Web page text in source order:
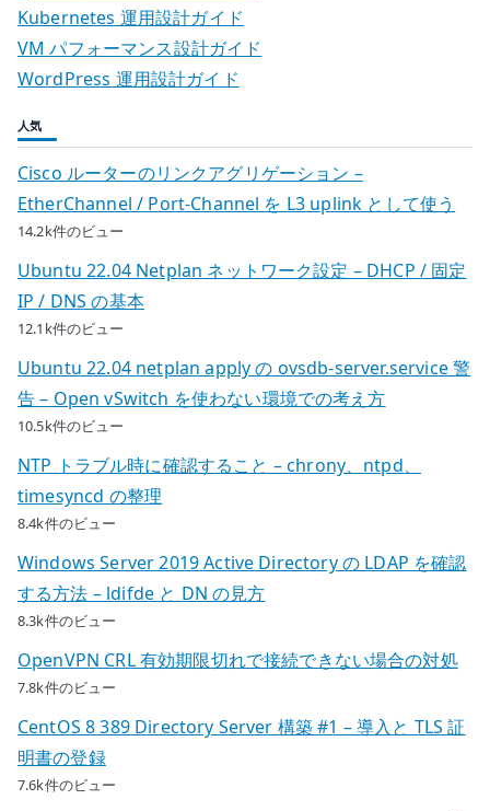
Kubernetes 運用設計ガイド
VM パフォーマンス設計ガイド
WordPress 運用設計ガイド
人気
Cisco ルーターのリンクアグリゲーション –
EtherChannel / Port-Channel を L3 uplink として使う
14.2k件のビュー
Ubuntu 22.04 Netplan ネットワーク設定 – DHCP / 固定
IP / DNS の基本
12.1k件のビュー
Ubuntu 22.04 netplan apply の ovsdb-server.service 警
告 – Open vSwitch を使わない環境での考え方
10.5k件のビュー
NTP トラブル時に確認すること – chrony、ntpd、
timesyncd の整理
8.4k件のビュー
Windows Server 2019 Active Directory の LDAP を確認
する方法 – ldifde と DN の見方
8.3k件のビュー
OpenVPN CRL 有効期限切れで接続できない場合の対処
7.8k件のビュー
CentOS 8 389 Directory Server 構築 #1 – 導入と TLS 証
明書の登録
7.6k件のビュー